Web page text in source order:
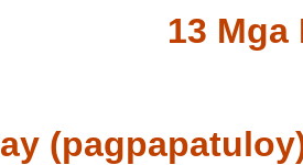
13